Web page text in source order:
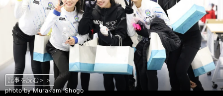
記事を読む＞＞
photo by Murakami Shogo
記事を読む＞＞
photo by Murakami Shogo
記事を読む＞＞
photo by Murakami Shogo
記事を読む＞＞
photo by Murakami Shogo
記事を読む＞＞
photo by Murakami Shogo
記事を読む＞＞
photo by Murakami Shogo
記事を読む＞＞
photo by Murakami Shogo
記事を読む＞＞
photo by Murakami Shogo
記事を読む＞＞
photo by Murakami Shogo
記事を読む＞＞
photo by Murakami Shogo
記事を読む＞＞
photo by Murakami Shogo
記事を読む＞＞
photo by Murakami Shogo
記事を読む＞＞
photo by Murakami Shogo
記事を読む＞＞
photo by Murakami Shogo
記事を読む＞＞
photo by Murakami Shogo
記事を読む＞＞
photo by Murakami Shogo
記事を読む＞＞
photo by Murakami Shogo
記事を読む＞＞
photo by Murakami Shogo
記事を読む＞＞
photo by Murakami Shogo
記事を読む＞＞
photo by Murakami Shogo
記事を読む＞＞
photo by Murakami Shogo
記事を読む＞＞
photo by Murakami Shogo
記事を読む＞＞
photo by Murakami Shogo
記事を読む＞＞
photo by Murakami Shogo
記事を読む＞＞
photo by Murakami Shogo
記事を読む＞＞
photo by Murakami Shogo
記事を読む＞＞
photo by Murakami Shogo
記事を読む＞＞
photo by Murakami Shogo
記事を読む＞＞
photo by Murakami Shogo
記事を読む＞＞
photo by Murakami Shogo
記事を読む＞＞
photo by Murakami Shogo
記事を読む＞＞
photo by Murakami Shogo
記事を読む＞＞
photo by Murakami Shogo
記事を読む＞＞
photo by Murakami Shogo
記事を読む＞＞
photo by Murakami Shogo
前へ